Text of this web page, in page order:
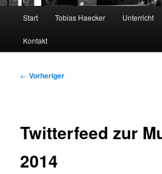
Start Tobias Haecker Unterricht
Kontakt
Beitragsnavigation
← Vorheriger
Twitterfeed zur
2014